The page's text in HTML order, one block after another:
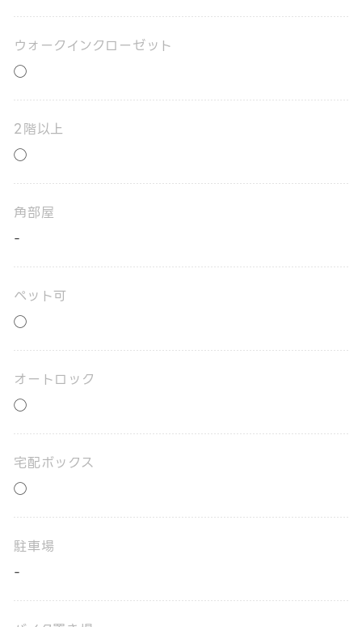
ウォークインクローゼット
◯
2階以上
◯
角部屋
-
ペット可
◯
オートロック
◯
宅配ボックス
◯
駐車場
-